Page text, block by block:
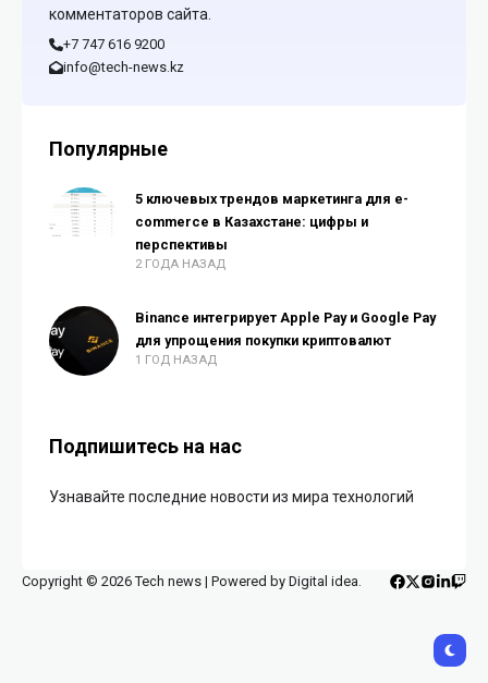
комментаторов сайта.
+7 747 616 9200
info@tech-news.kz
Популярные
5 ключевых трендов маркетинга для e-
commerce в Казахстане: цифры и
перспективы
2 ГОДА НАЗАД
Binance интегрирует Apple Pay и Google Pay
для упрощения покупки криптовалют
1 ГОД НАЗАД
Подпишитесь на нас
Узнавайте последние новости из мира технологий
Copyright © 2026 Tech news | Powered by Digital idea.